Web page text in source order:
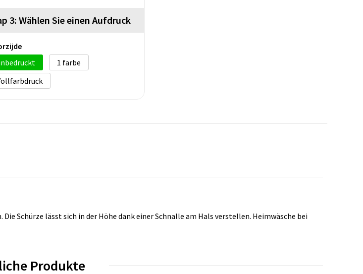
3: Wählen Sie einen Aufdruck
1
Schürze lässt sich in der Höhe dank einer Schnalle am Hals verstellen. Heimwäsche bei
Produkte